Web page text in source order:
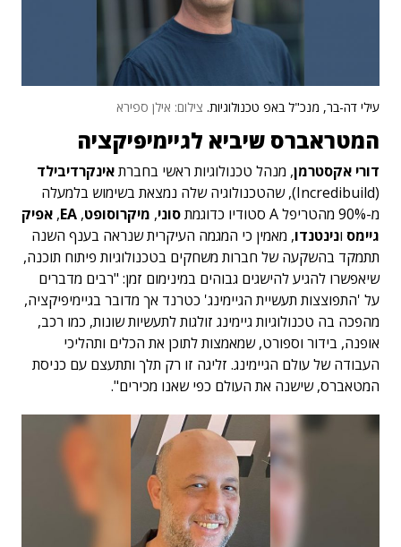
עילי דה-בר, מנכ"ל באפ טכנולוגיות. צילום: אילן ספירא
המטראברס שיביא לגיימיפיקציה
דורי אקסטרמן, מנהל טכנולוגיות ראשי בחברתאינקרדיבילד
(Incredibuild), שהטכנולוגיה שלה נמצאת בשימוש בלמעלה
מ-90% מהטריפל A סטודיו כדוגמת
סוני, מיקרוסופט,
EA
, אפיק
גיימס ונינטנדו, מאמין כי המגמה העיקרית שנראה בענף השנה
תתמקד בהשקעה של חברות משחקים בטכנולוגיות פיתוח תוכנה,
שיאפשרו להגיע להישגים גבוהים במינימום זמן: "רבים מדברים
על 'התפוצצות תעשיית הגיימינג' כטרנד אך מדובר בגיימיפיקציה,
מהפכה בה טכנולוגיות גיימינג זולגות לתעשיות שונות, כמו רכב,
אופנה, בידור וספורט, שמאמצות לתוכן את הכלים ותהליכי
העבודה של עולם הגיימינג. זליגה זו רק תלך ותתעצם עם כניסת
המטאברס, שישנה את העולם כפי שאנו מכירים".